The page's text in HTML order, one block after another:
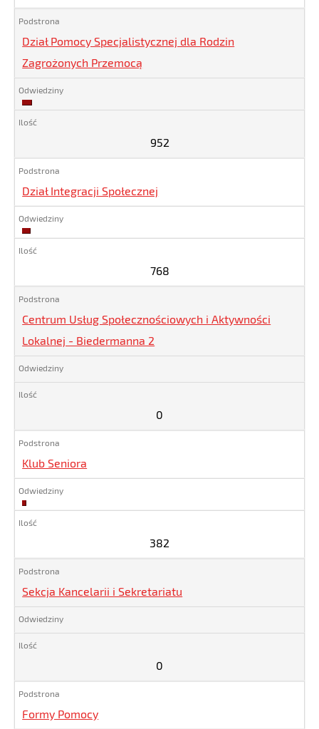
Dział Pomocy Specjalistycznej dla Rodzin
Zagrożonych Przemocą
952
952
Dział Integracji Społecznej
768
768
Centrum Usług Społecznościowych i Aktywności
Lokalnej - Biedermanna 2
0
Klub Seniora
382
382
Sekcja Kancelarii i Sekretariatu
0
Formy Pomocy